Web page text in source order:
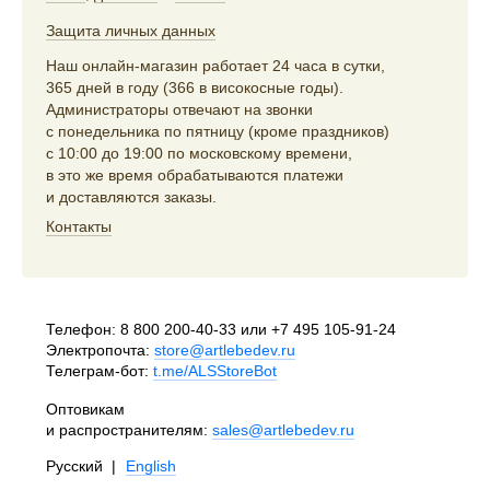
Защита личных данных
Наш онлайн-магазин работает 24 часа в сутки,
365 дней в году (366 в високосные годы).
Администраторы отвечают на звонки
с понедельника по пятницу (кроме праздников)
с 10:00 до 19:00 по московскому времени,
в это же время обрабатываются платежи
и доставляются заказы.
Контакты
Телефон: 8 800 200-40-33 или +7 495 105-91-24
Электропочта: store@artlebedev.ru
Телеграм-бот: t.me/ALSStoreBot
Оптовикам
и распространителям: sales@artlebedev.ru
Русский | English